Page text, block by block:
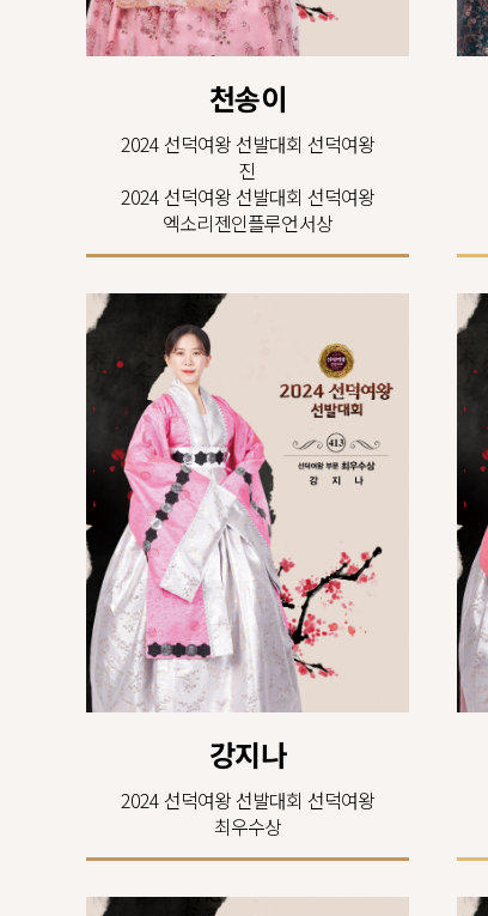
천송이
2024 선덕여왕 선발대회 선덕여왕
진
2024 선덕여왕 선발대회 선덕여왕
엑소리젠인플루언서상
강지나
2024 선덕여왕 선발대회 선덕여왕
최우수상